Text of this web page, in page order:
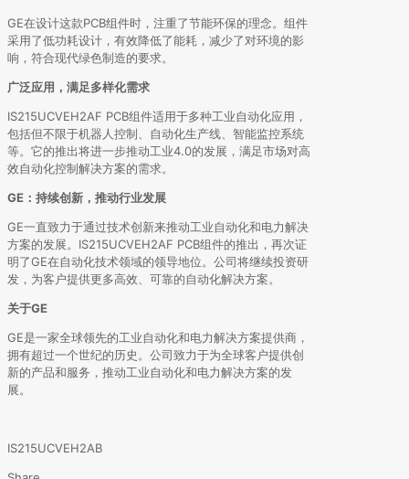
GE在设计这款PCB组件时，注重了节能环保的理念。组件
采用了低功耗设计，有效降低了能耗，减少了对环境的影
响，符合现代绿色制造的要求。
广泛应用，满足多样化需求
IS215UCVEH2AF PCB组件适用于多种工业自动化应用，
包括但不限于机器人控制、自动化生产线、智能监控系统
等。它的推出将进一步推动工业4.0的发展，满足市场对高
效自动化控制解决方案的需求。
GE：持续创新，推动行业发展
GE一直致力于通过技术创新来推动工业自动化和电力解决
方案的发展。IS215UCVEH2AF PCB组件的推出，再次证
明了GE在自动化技术领域的领导地位。公司将继续投资研
发，为客户提供更多高效、可靠的自动化解决方案。
关于GE
GE是一家全球领先的工业自动化和电力解决方案提供商，
拥有超过一个世纪的历史。公司致力于为全球客户提供创
新的产品和服务，推动工业自动化和电力解决方案的发
展。
IS215UCVEH2AB